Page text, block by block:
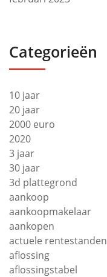
Categorieën
10 jaar
20 jaar
2000 euro
2020
3 jaar
30 jaar
3d plattegrond
aankoop
aankoopmakelaar
aankopen
actuele rentestanden
aflossing
aflossingstabel